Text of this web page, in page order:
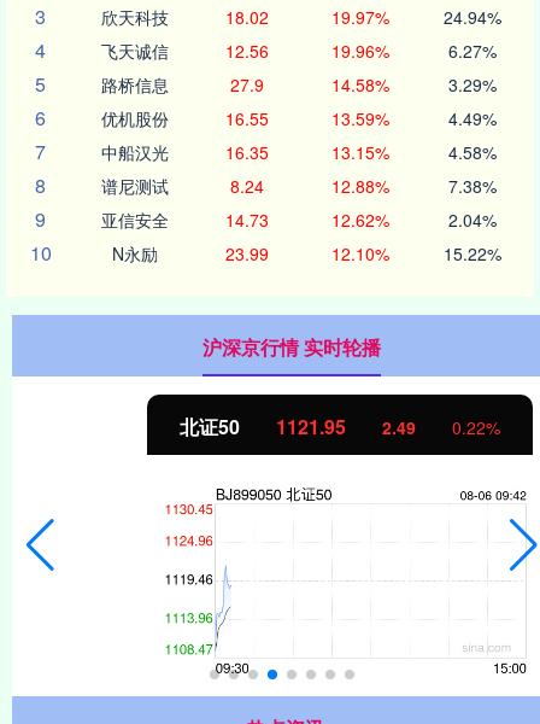
3 欣天科技 18.02 19.97% 24.94%
4 飞天诚信 12.56 19.96% 6.27%
5 路桥信息 27.9 14.58% 3.29%
6 优机股份 16.55 13.59% 4.49%
7 中船汉光 16.35 13.15% 4.58%
8 谱尼测试 8.24 12.88% 7.38%
9 亚信安全 14.73 12.62% 2.04%
10 N永励 23.99 12.10% 15.22%
沪深京行情 实时轮播
北证50 1121.95 2.49 0.22%